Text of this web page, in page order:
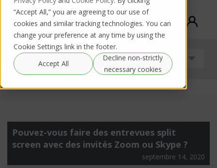
“Accept All,” you are agreeing to our use of
cookies and similar tracking technologies. You can
change your preference at any time by using the
Cookie Settings link in the footer.
Accept All
Decline non-strictly
necessary cookies
Guides
Pouvez-vous faire des entrevues split
screen avec des invités Zoom ou Skype ?
septembre 14, 2020